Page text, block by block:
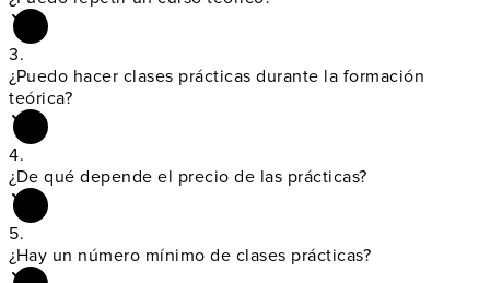
3.
¿Puedo hacer clases prácticas durante la formación
teórica?
4.
¿De qué depende el precio de las prácticas?
5.
¿Hay un número mínimo de clases prácticas?